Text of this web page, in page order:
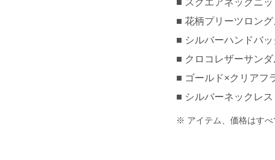
スクエアネックニ
花柄プリーツロン
シルバーハンドバ
クロコレザーサン
ゴールド×クリアフ
シルバーネックレ
アイテム、価格はす